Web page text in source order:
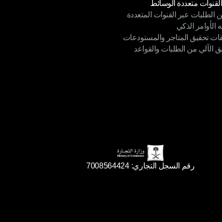
القنوات متعددة الوسائط
متعددة الوسائط
الطلبات عبر القنوات المتعددة
الطلبات عبر القنوات المتعددة
الأوامر الذكي
الأوامر الذكي
تحقيق المتاجر والمستودعات
تحقيق المتاجر والمستودعات
الآلي من الطلبات والقواعد
رقم السجل التجاري: 7008564424